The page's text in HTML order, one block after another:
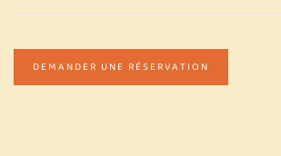
DEMANDER UNE RÉSERVATION